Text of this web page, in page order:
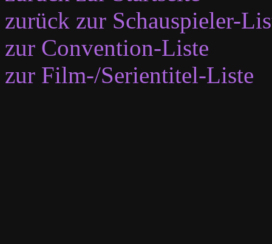
zurück zur Schauspieler-
zur Convention-Liste
zur Film-/Serientitel-Liste